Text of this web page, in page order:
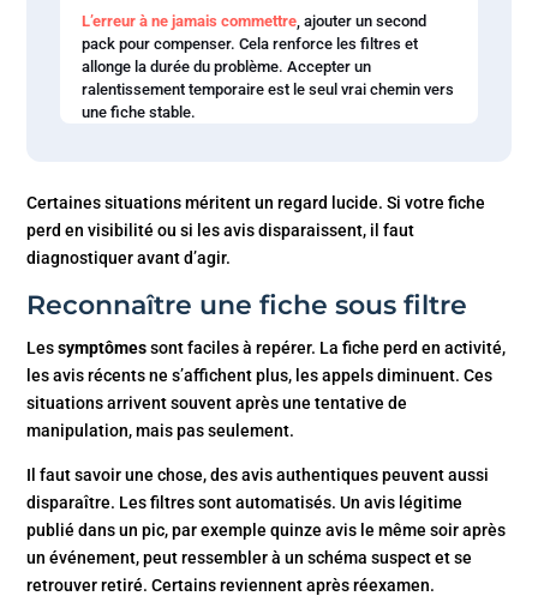
L’erreur à ne jamais commettre , ajouter un second
pack pour compenser. Cela renforce les filtres et
allonge la durée du problème. Accepter un
ralentissement temporaire est le seul vrai chemin vers
une fiche stable.
Certaines situations méritent un regard lucide. Si votre fiche
perd en visibilité ou si les avis disparaissent, il faut
diagnostiquer avant d’agir.
Reconnaître une fiche sous filtre
Lessymptômessont faciles à repérer. La fiche perd en activité,
les avis récents ne s’affichent plus, les appels diminuent. Ces
situations arrivent souvent après une tentative de
manipulation, mais pas seulement.
Il faut savoir une chose, des avis authentiques peuvent aussi
disparaître. Les filtres sont automatisés. Un avis légitime
publié dans un pic, par exemple quinze avis le même soir après
un événement, peut ressembler à un schéma suspect et se
retrouver retiré. Certains reviennent après réexamen.